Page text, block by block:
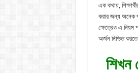
এক কথায়,
করার জন্য অনেক
ক্ষেত্রেও এ নিয়ম
অর্জন নিশ্চিত
শিখন